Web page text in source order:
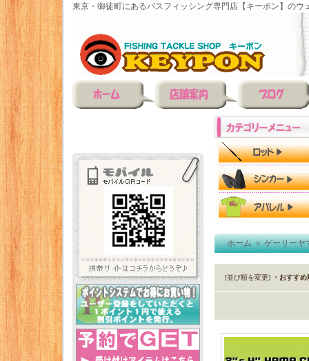
東京・御徒町にあるバスフィッシング専門店【キーポン】のウ
ホーム＞ゲーリーヤ
[並び順を変更] ・おすすめ